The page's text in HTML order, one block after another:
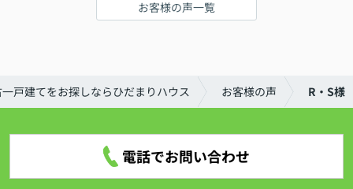
お客様の声一覧
戸建てをお探しならひだまりハウス お客様の声 R・S様
電話でお問い合わせ